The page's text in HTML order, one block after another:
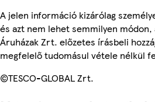
A jelen információ kizárólag
és azt nem lehet semmilyen módon,
Áruházak Zrt. előzetes írásbeli
megfelelő tudomásul vétele nélkül
©TESCO-GLOBAL Zrt.